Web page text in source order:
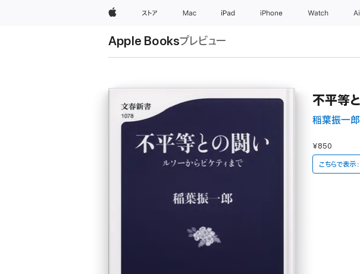
Appleストア Mac iPad iPhone Watch
Apple Booksプレビュー
不平等
稲葉振一郎
¥850
こちらで表示：